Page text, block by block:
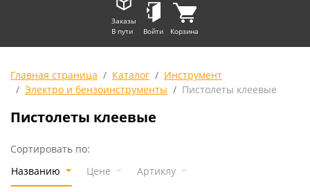
Заказы
В пути
Войти Корзина
Главная страница Каталог
Инструмент
Электро и бензоинструменты
Пистолеты клеевые
Пистолеты клеевые
Сортировать по:
Названию
Цене Артиклу